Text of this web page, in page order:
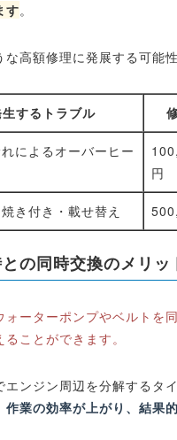
す。
な高額修理に発展する可能性
するトラブル
によるオーバーヒー
円
き付き・載せ替え
の同時交換のメリッ
ォーターポンプやベルトを
ことができます。
エンジン周辺を分解するタ
作業の効率が上がり、結果